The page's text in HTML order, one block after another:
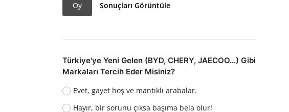
Oy Sonuçları Görüntüle
Türkiye'ye Yeni Gelen (BYD, CHERY, JAECOO...) Gibi
Markaları Tercih Eder Misiniz?
Evet, gayet hoş ve mantıklı arabalar.
Hayır, bir sorunu çıksa başıma bela olur!